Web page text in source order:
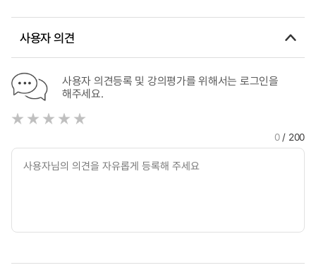
사용자 의견
사용자 의견등록 및 강의평가를 위해서는 로그인을
해주세요.
0/ 200